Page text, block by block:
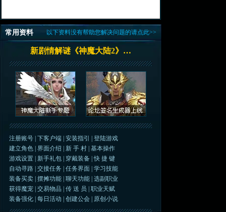
以下资料没有帮助您解决问题的请点此>>
常用资料
新剧情解谜《神魔大陆2》…
注册账号 |下客户端 |安装指引 |登陆游戏
建立角色 |界面介绍 新 手 村 |基本操作
游戏设置
新手礼包 穿戴装备 |快 捷 键
自动寻路 |交接任务 |任务界面 |学习技能
装备买卖 |摆摊功能 |聊天功能 |选副职业
获得魔宠 |交易物品 |传 送 员 |职业天赋
装备强化 |每日活动 |创建公会 原创小说